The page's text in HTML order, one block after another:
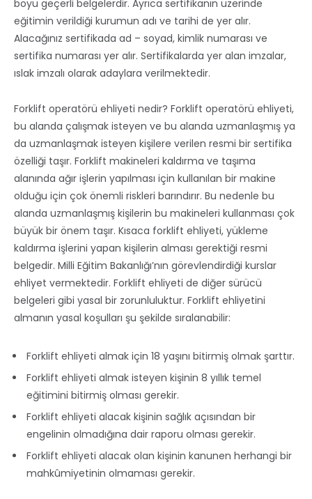
boyu geçerli belgelerdir. Ayrıca sertifikanın üzerinde
eğitimin verildiği kurumun adı ve tarihi de yer alır.
Alacağınız sertifikada ad – soyad, kimlik numarası ve
sertifika numarası yer alır. Sertifikalarda yer alan imzalar,
ıslak imzalı olarak adaylara verilmektedir.
Forklift operatörü ehliyeti nedir? Forklift operatörü ehliyeti,
bu alanda çalışmak isteyen ve bu alanda uzmanlaşmış ya
da uzmanlaşmak isteyen kişilere verilen resmi bir sertifika
özelliği taşır. Forklift makineleri kaldırma ve taşıma
alanında ağır işlerin yapılması için kullanılan bir makine
olduğu için çok önemli riskleri barındırır. Bu nedenle bu
alanda uzmanlaşmış kişilerin bu makineleri kullanması çok
büyük bir önem taşır. Kısaca forklift ehliyeti, yükleme
kaldırma işlerini yapan kişilerin alması gerektiği resmi
belgedir. Milli Eğitim Bakanlığı’nın görevlendirdiği kurslar
ehliyet vermektedir. Forklift ehliyeti de diğer sürücü
belgeleri gibi yasal bir zorunluluktur. Forklift ehliyetini
almanın yasal koşulları şu şekilde sıralanabilir:
Forklift ehliyeti almak için 18 yaşını bitirmiş olmak şarttır.
Forklift ehliyeti almak isteyen kişinin 8 yıllık temel
eğitimini bitirmiş olması gerekir.
Forklift ehliyeti alacak kişinin sağlık açısından bir
engelinin olmadığına dair raporu olması gerekir.
Forklift ehliyeti alacak olan kişinin kanunen herhangi bir
mahkûmiyetinin olmaması gerekir.